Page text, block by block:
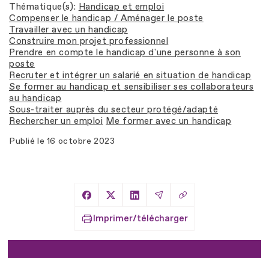
Thématique(s) Handicap et emploi
Compenser le handicap / Aménager le poste
Travailler avec un handicap
Construire mon projet professionnel
Prendre en compte le handicap d'une personne à son
poste
Recruter et intégrer un salarié en situation de handicap
Se former au handicap et sensibiliser ses collaborateurs
au handicap
Sous-traiter auprès du secteur protégé/adapté
Rechercher un emploi Me former avec un handicap
Publié le 16 octobre 2023
Partager sur Facebook
Partager sur X
Partager sur LinkedIn
Partager par Email
Copier le lien
Imprimer/télécharger